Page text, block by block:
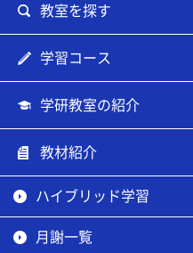
教室を探す
学習コース
学研教室の紹介
教材紹介
ハイブリッド学習
月謝一覧